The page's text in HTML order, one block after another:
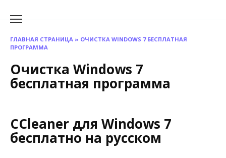
ГЛАВНАЯ СТРАНИЦА » ОЧИСТКА WINDOWS 7 БЕСПЛАТНАЯ
ПРОГРАММА
Очистка Windows 7
бесплатная программа
CCleaner для Windows 7
бесплатно на русском